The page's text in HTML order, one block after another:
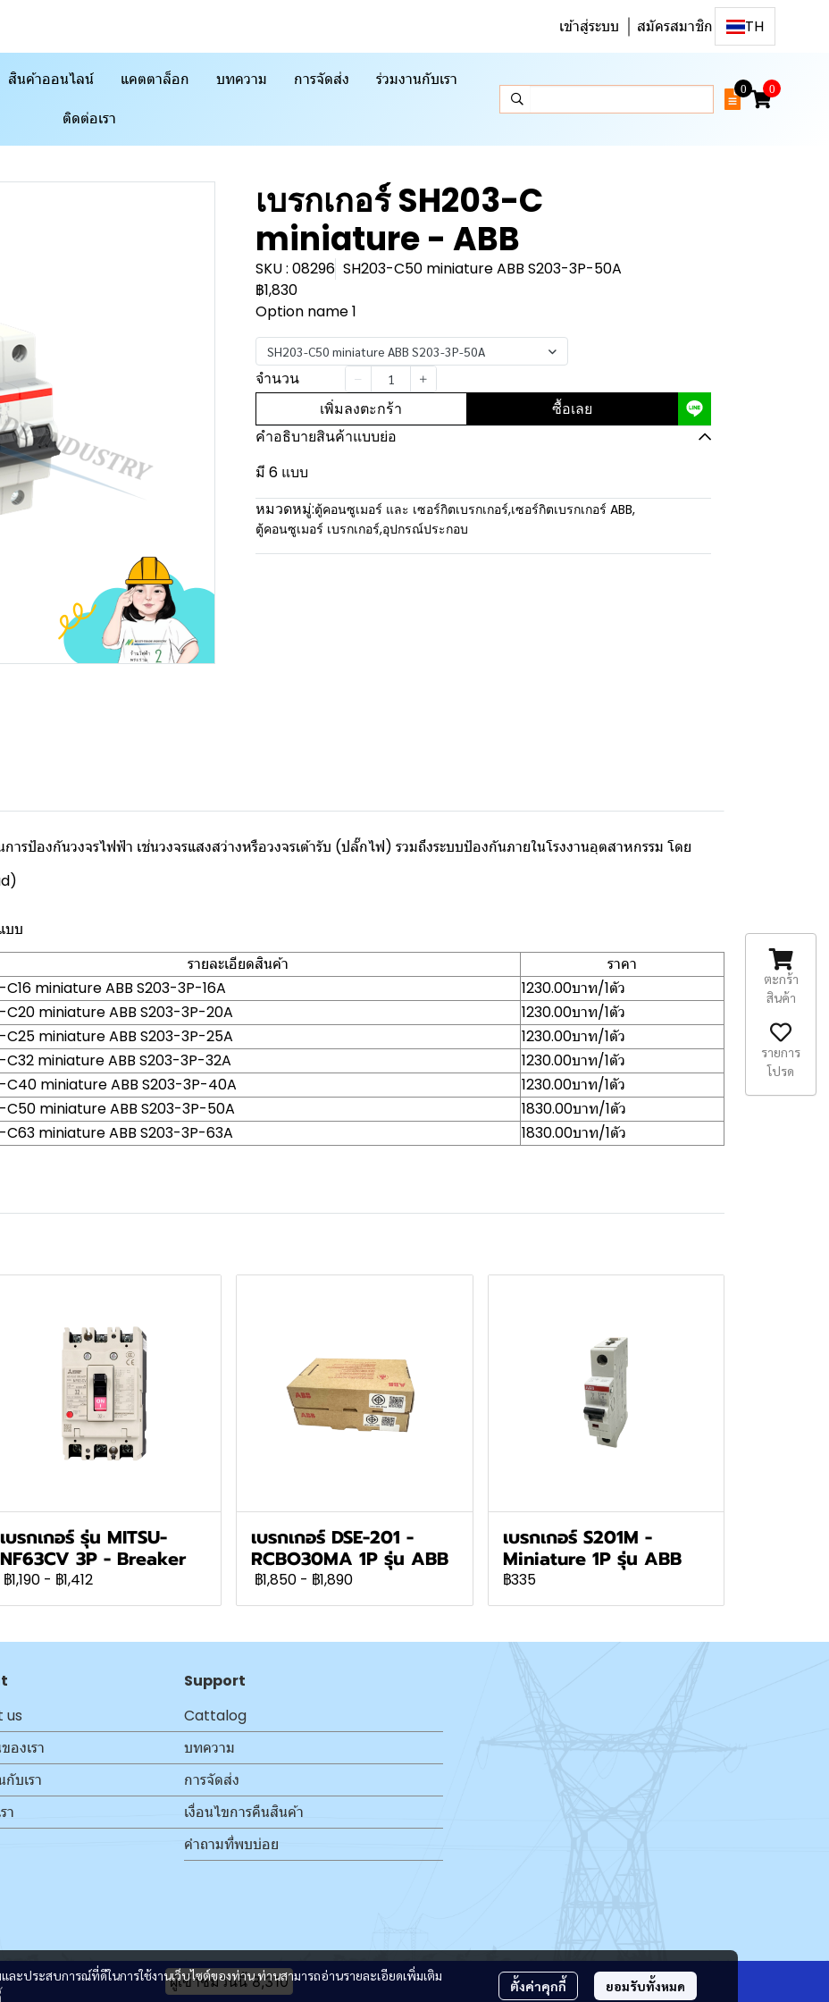
เข้าสู่ระบบ สมัครสมาชิก TH
สินค้าออนไลน์ แคตตาล็อก บทความ การจัดส่ง ร่วมงานกับเรา
ติดต่อเรา
0 0
เบรกเกอร์ SH203-C
miniature - ABB
SKU : 08296 SH203-C50 miniature ABB S203-3P-50A
฿1,830
Option name 1
SH203-C50 miniature ABB S203-3P-50A
จำนวน
เพิ่มลงตะกร้า ซื้อเลย
คำอธิบายสินค้าแบบย่อ
มี 6 แบบ
หมวดหมู่:ตู้คอนซูเมอร์ และ เซอร์กิตเบรกเกอร์,เซอร์กิตเบรกเกอร์ ABB,
ตู้คอนซูเมอร์ เบรกเกอร์,อุปกรณ์ประกอบ
ารป้องกันวงจรไฟฟ้า เช่นวงจรแสงสว่างหรือวงจรเต้ารับ (ปลั๊กไฟ) รวมถึงระบบป้องกันภายในโรงงานอุตสาหกรรม โดย
บบ
รายละเอียดสินค้า
ราคา
C16 miniature ABB S203-3P-16A
1230.00บาท/1ตัว
C20 miniature ABB S203-3P-20A
1230.00บาท/1ตัว
C25 miniature ABB S203-3P-25A
1230.00บาท/1ตัว
C32 miniature ABB S203-3P-32A
1230.00บาท/1ตัว
C40 miniature ABB S203-3P-40A
1230.00บาท/1ตัว
C50 miniature ABB S203-3P-50A
1830.00บาท/1ตัว
C63 miniature ABB S203-3P-63A
1830.00บาท/1ตัว
เบรกเกอร์ รุ่น MITSU-
NF63CV 3P - Breaker
฿1,190 - ฿1,412
เบรกเกอร์ DSE-201 -
RCBO30MA 1P รุ่น ABB
฿1,850 - ฿1,890
เบรกเกอร์ S201M -
Miniature 1P รุ่น ABB
฿335
ะประสบการณ์ที่ดีในการใช้งานเว็บไซต์ของท่าน ท่านสามารถอ่านรายละเอียดเพิ่มเติม
ตั้งค่าคุกกี้ ยอมรับทั้งหมด
us
องเรา
กับเรา
า
Support
Cattalog
บทความ
การจัดส่ง
เงื่อนไขการคืนสินค้า
คำถามที่พบบ่อย
ผู้เข้าชมวันนี้8,310
ตะกร้า
สินค้า
รายการ
โปรด